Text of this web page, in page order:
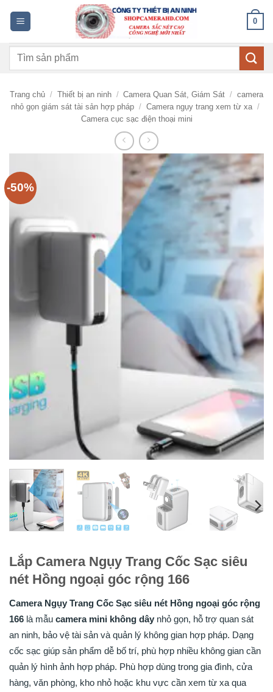
dung
0
Tìm
Trang chủ / Thiết bị an ninh / Camera Quan Sát, Giám Sát / camera
nhỏ gọn giám sát tài sản hợp pháp / Camera ngụy trang xem từ xa /
Camera cục sạc điện thoại mini
-50%
Lắp Camera Ngụy Trang Cốc Sạc siêu
nét Hồng ngoại góc rộng 166
Camera Ngụy Trang Cốc Sạc siêu nét Hồng ngoại góc rộng
166 là mẫu camera mini không dây nhỏ gọn, hỗ trợ quan sát
an ninh, bảo vệ tài sản và quản lý không gian hợp pháp. Dạng
cốc sạc giúp sản phẩm dễ bố trí, phù hợp nhiều không gian cần
quản lý hình ảnh hợp pháp. Phù hợp dùng trong gia đình, cửa
hàng, văn phòng, kho nhỏ hoặc khu vực cần xem từ xa qua